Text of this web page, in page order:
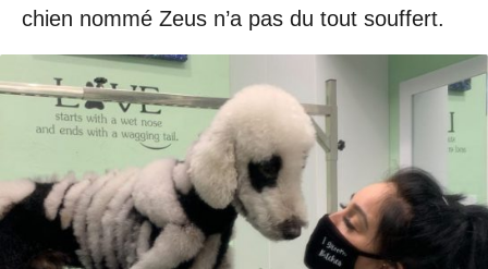
chien nommé Zeus n’a pas du tout souffert.